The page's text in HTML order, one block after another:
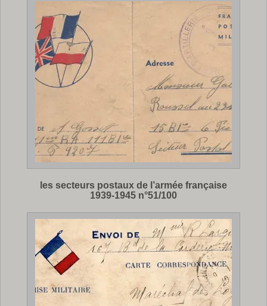
les secteurs postaux de l’armée française
1939-1945 n°51/100